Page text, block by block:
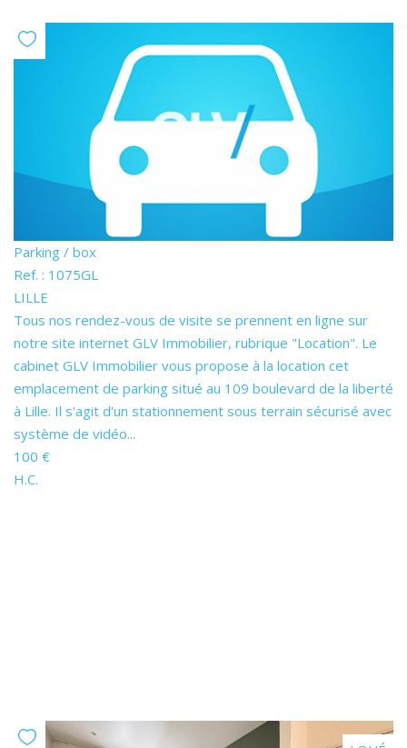
Parking / box
Ref. : 1075GL
LILLE
Tous nos rendez-vous de visite se prennent en ligne sur
notre site internet GLV Immobilier, rubrique "Location". Le
cabinet GLV Immobilier vous propose à la location cet
emplacement de parking situé au 109 boulevard de la liberté
à Lille. Il s'agit d'un stationnement sous terrain sécurisé avec
système de vidéo...
100 €
H.C.